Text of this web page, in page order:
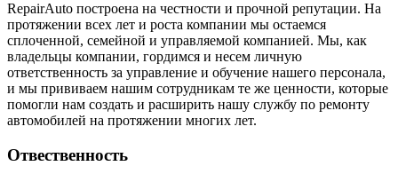
RepairAuto построена на честности и прочной репутации. На
протяжении всех лет и роста компании мы остаемся
сплоченной, семейной и управляемой компанией. Мы, как
владельцы компании, гордимся и несем личную
ответственность за управление и обучение нашего персонала,
и мы прививаем нашим сотрудникам те же ценности, которые
помогли нам создать и расширить нашу службу по ремонту
автомобилей на протяжении многих лет.
Отвественность